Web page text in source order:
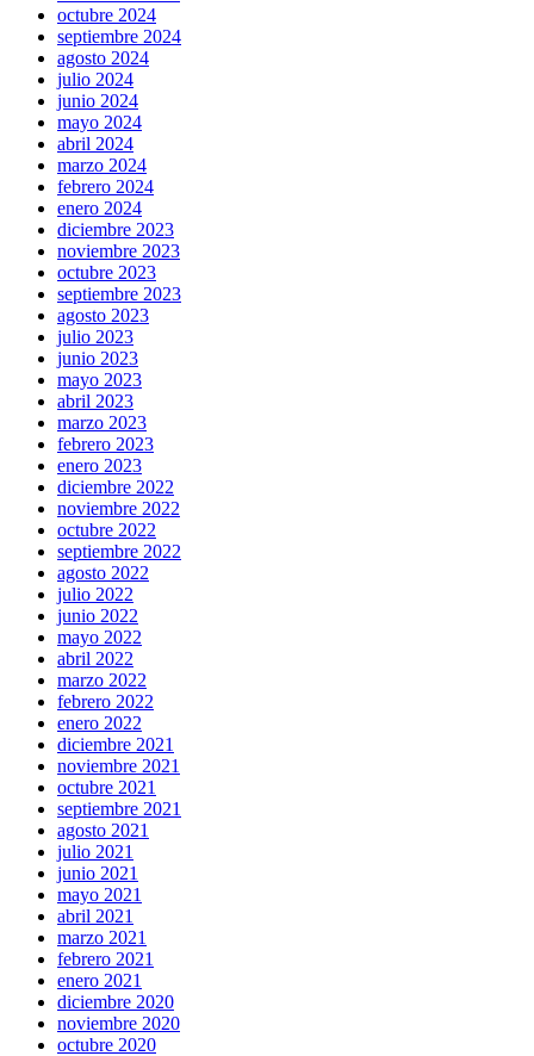
octubre 2024
septiembre 2024
agosto 2024
julio 2024
junio 2024
mayo 2024
abril 2024
marzo 2024
febrero 2024
enero 2024
diciembre 2023
noviembre 2023
octubre 2023
septiembre 2023
agosto 2023
julio 2023
junio 2023
mayo 2023
abril 2023
marzo 2023
febrero 2023
enero 2023
diciembre 2022
noviembre 2022
octubre 2022
septiembre 2022
agosto 2022
julio 2022
junio 2022
mayo 2022
abril 2022
marzo 2022
febrero 2022
enero 2022
diciembre 2021
noviembre 2021
octubre 2021
septiembre 2021
agosto 2021
julio 2021
junio 2021
mayo 2021
abril 2021
marzo 2021
febrero 2021
enero 2021
diciembre 2020
noviembre 2020
octubre 2020